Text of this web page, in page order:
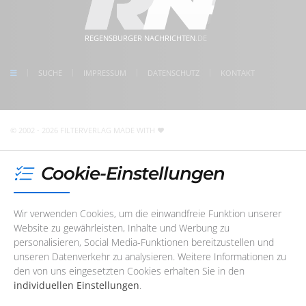
5 Min. Gehweg zum Bahnhof Regensburg
kostenlose Parkplätze direkt vor der Tür
meet us on facebook
follow us on Instagram
08:30 - 17:00 Uhr
08:30 - 17:00 Uhr
REGENSBURGER NACHRICHTEN .DE
SUCHE IMPRESSUM DATENSCHUTZ KONTAKT
© 2002 - 2026 FILTERVERLAG MADE WITH
Cookie-Einstellungen
Wir verwenden Cookies, um die einwandfreie Funktion unserer
Website zu gewährleisten, Inhalte und Werbung zu
personalisieren, Social Media-Funktionen bereitzustellen und
unseren Datenverkehr zu analysieren. Weitere Informationen zu
den von uns eingesetzten Cookies erhalten Sie in den
individuellen Einstellungen.